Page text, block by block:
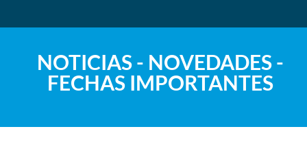
NOTICIAS - NOVEDADES -
FECHAS IMPORTANTES